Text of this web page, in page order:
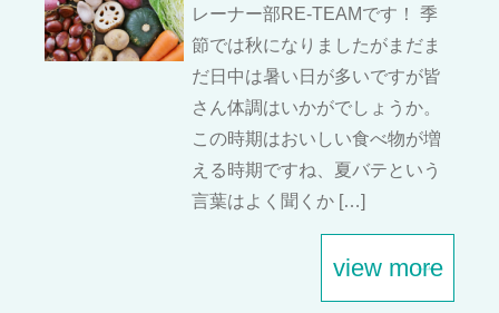
レーナー部RE-TEAMです！ 季
節では秋になりましたがまだま
だ日中は暑い日が多いですが皆
さん体調はいかがでしょうか。
この時期はおいしい食べ物が増
える時期ですね、夏バテという
言葉はよく聞くか […]
view more